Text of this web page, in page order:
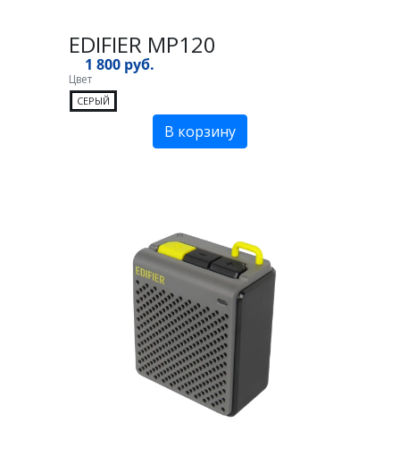
EDIFIER MP120
1 800 руб.
Цвет
СЕРЫЙ
В корзину